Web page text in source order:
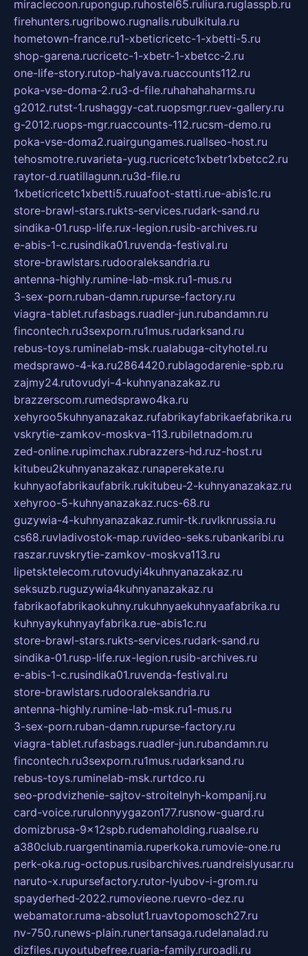
miraclecoon.rupongup.ruhostel65.ruliura.ruglasspb.ru
firehunters.rugribowo.rugnalis.rubulkitula.ru
hometown-france.ru1-xbeticricetc-1-xbetti-5.ru
shop-garena.rucricetc-1-xbetr-1-xbetcc-2.ru
one-life-story.rutop-halyava.ruaccounts112.ru
poka-vse-doma-2.ru3-d-file.ruhahahaharms.ru
g2012.rutst-1.rushaggy-cat.ruopsmgr.ruev-gallery.ru
g-2012.ruops-mgr.ruaccounts-112.rucsm-demo.ru
poka-vse-doma2.ruairgungames.ruallseo-host.ru
tehosmotre.ruvarieta-yug.rucricetc1xbetr1xbetcc2.ru
raytor-d.ruatillagunn.ru3d-file.ru
1xbeticricetc1xbetti5.ruuafoot-statti.rue-abis1c.ru
store-brawl-stars.rukts-services.rudark-sand.ru
sindika-01.rusp-life.rux-legion.rusib-archives.ru
e-abis-1-c.rusindika01.ruvenda-festival.ru
store-brawlstars.rudooraleksandria.ru
antenna-highly.rumine-lab-msk.ru1-mus.ru
3-sex-porn.ruban-damn.rupurse-factory.ru
viagra-tablet.rufasbags.ruadler-jun.rubandamn.ru
fincontech.ru3sexporn.ru1mus.rudarksand.ru
rebus-toys.ruminelab-msk.rualabuga-cityhotel.ru
medsprawo-4-ka.ru2864420.rublagodarenie-spb.ru
zajmy24.rutovudyi-4-kuhnyanazakaz.ru
brazzerscom.rumedsprawo4ka.ru
xehyroo5kuhnyanazakaz.rufabrikayfabrikaefabrika.ru
vskrytie-zamkov-moskva-113.rubiletnadom.ru
zed-online.rupimchax.rubrazzers-hd.ruz-host.ru
kitubeu2kuhnyanazakaz.runaperekate.ru
kuhnyaofabrikaufabrik.rukitubeu-2-kuhnyanazakaz.ru
xehyroo-5-kuhnyanazakaz.rucs-68.ru
guzywia-4-kuhnyanazakaz.rumir-tk.ruvlknrussia.ru
cs68.ruvladivostok-map.ruvideo-seks.rubankaribi.ru
raszar.ruvskrytie-zamkov-moskva113.ru
lipetsktelecom.rutovudyi4kuhnyanazakaz.ru
seksuzb.ruguzywia4kuhnyanazakaz.ru
fabrikaofabrikaokuhny.rukuhnyaekuhnyaafabrika.ru
kuhnyaykuhnyayfabrika.rue-abis1c.ru
store-brawl-stars.rukts-services.rudark-sand.ru
sindika-01.rusp-life.rux-legion.rusib-archives.ru
e-abis-1-c.rusindika01.ruvenda-festival.ru
store-brawlstars.rudooraleksandria.ru
antenna-highly.rumine-lab-msk.ru1-mus.ru
3-sex-porn.ruban-damn.rupurse-factory.ru
viagra-tablet.rufasbags.ruadler-jun.rubandamn.ru
fincontech.ru3sexporn.ru1mus.rudarksand.ru
rebus-toys.ruminelab-msk.rurtdco.ru
seo-prodvizhenie-sajtov-stroitelnyh-kompanij.ru
card-voice.rurulonnyygazon177.rusnow-guard.ru
domizbrusa-9x12spb.rudemaholding.ruaalse.ru
a380club.ruargentinamia.ruperkoka.rumovie-one.ru
perk-oka.rug-octopus.rusibarchives.ruandreislyusar.ru
naruto-x.rupursefactory.rutor-lyubov-i-grom.ru
spayderhed-2022.rumovieone.ruevro-dez.ru
webamator.ruma-absolut1.ruavtopomosch27.ru
nv-750.runews-plain.runertansaga.rudelanalad.ru
dizfiles.ruyoutubefree.ruaria-family.ruroadli.ru